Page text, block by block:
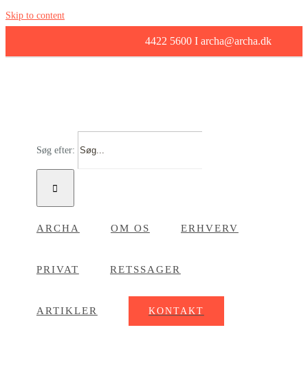
Skip to content
4422 5600 I archa@archa.dk
Søg efter:
ARCHA OM OS ERHVERV
PRIVAT RETSSAGER
ARTIKLER KONTAKT